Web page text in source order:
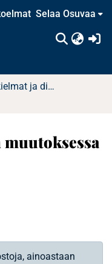
Selaa Osuvaa
Pro gradu -tutkielmat ja diplomityöt
ainoastaan